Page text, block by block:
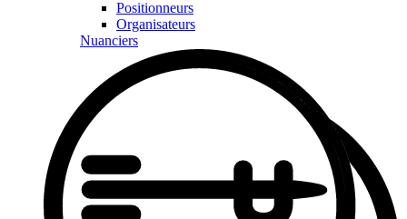
Positionneurs
Organisateurs
Nuanciers